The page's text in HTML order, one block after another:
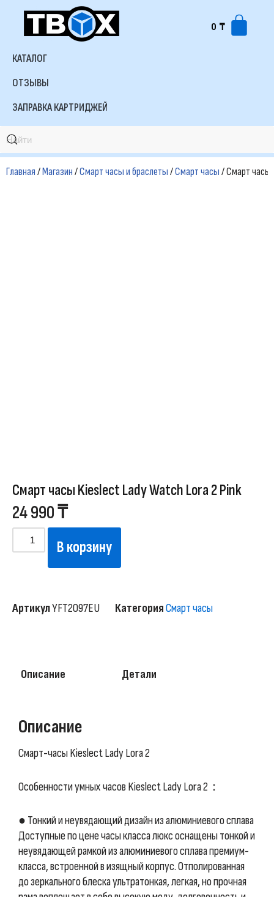
Перейти
содержимому
0 ₸
КАТАЛОГ
ОТЗЫВЫ
ЗАПРАВКА КАРТРИДЖЕЙ
Главная/Магазин/Смарт часы и браслеты/Смарт часы/ Смарт часы
Смарт часы Kieslect Lady Watch Lora 2 Pink
24 990₸
В корзину
АртикулYFT2097EU КатегорияСмарт часы
Описание Детали
Описание
Смарт-часы Kieslect Lady Lora 2
Особенности умных часов Kieslect Lady Lora 2：
● Тонкий и неувядающий дизайн из алюминиевого сплава
Доступные по цене часы класса люкс оснащены тонкой и
неувядающей рамкой из алюминиевого сплава премиум-
класса, встроенной в изящный корпус. Отполированная
до зеркального блеска ультратонкая, легкая, но прочная